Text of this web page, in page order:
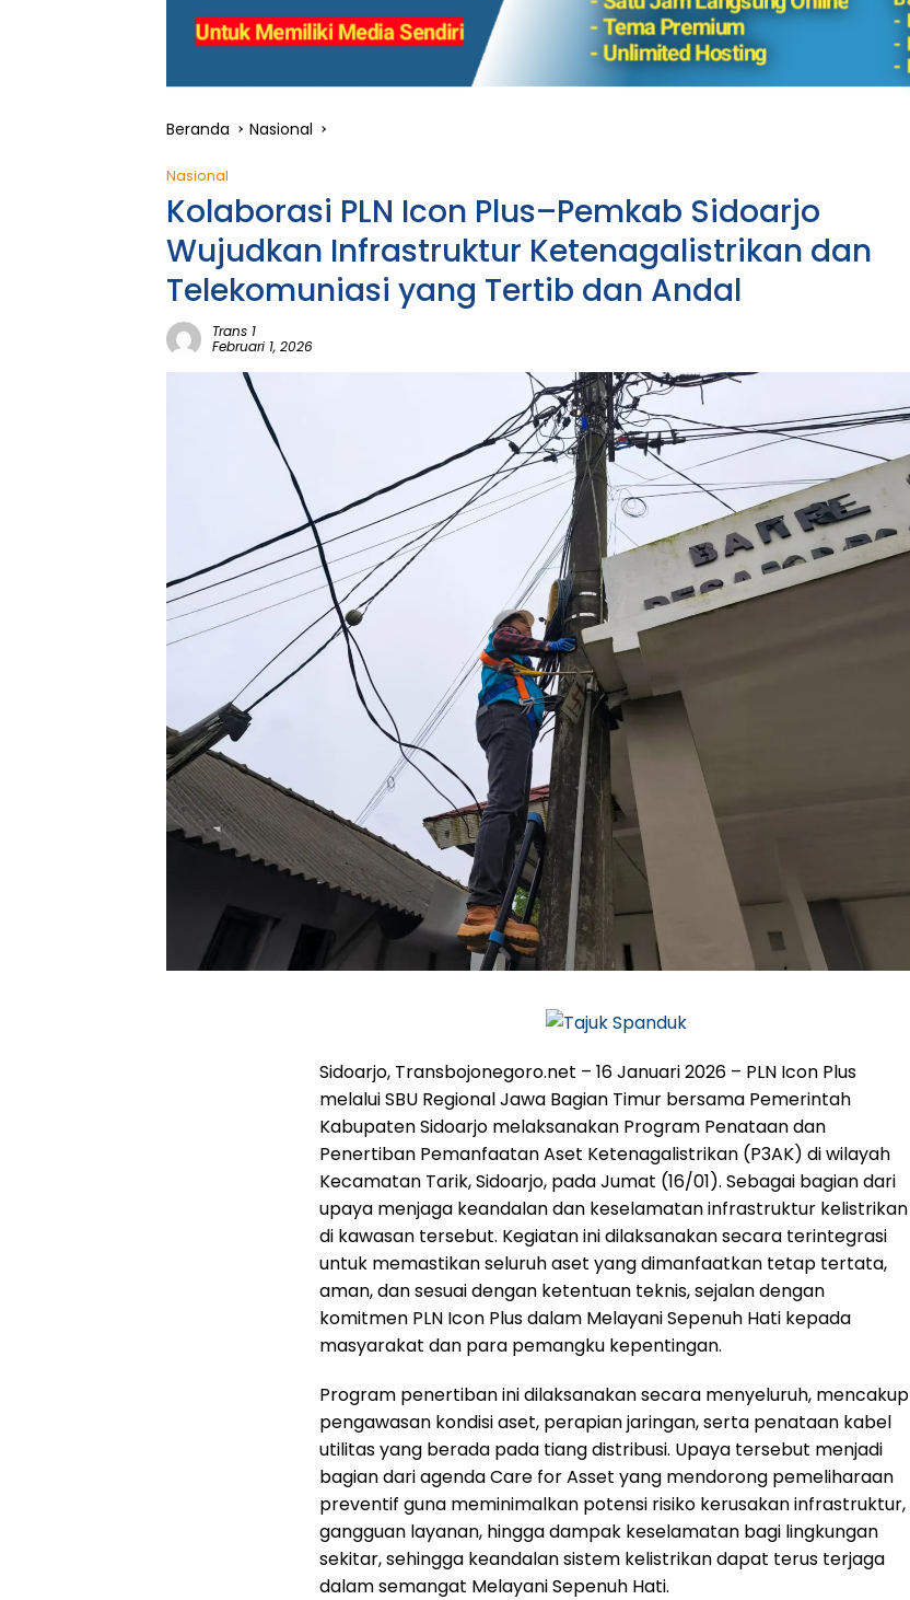
Beranda Nasional
Nasional
Kolaborasi PLN Icon Plus–Pemkab Sidoarjo
Wujudkan Infrastruktur Ketenagalistrikan dan
Telekomuniasi yang Tertib dan Andal
Trans 1
Februari 1, 2026
Sidoarjo, Transbojonegoro.net – 16 Januari 2026 – PLN Icon Plus
melalui SBU Regional Jawa Bagian Timur bersama Pemerintah
Kabupaten Sidoarjo melaksanakan Program Penataan dan
Penertiban Pemanfaatan Aset Ketenagalistrikan (P3AK) di wilayah
Kecamatan Tarik, Sidoarjo, pada Jumat (16/01). Sebagai bagian dari
upaya menjaga keandalan dan keselamatan infrastruktur kelistrikan
di kawasan tersebut. Kegiatan ini dilaksanakan secara terintegrasi
untuk memastikan seluruh aset yang dimanfaatkan tetap tertata,
aman, dan sesuai dengan ketentuan teknis, sejalan dengan
komitmen PLN Icon Plus dalam Melayani Sepenuh Hati kepada
masyarakat dan para pemangku kepentingan.
Program penertiban ini dilaksanakan secara menyeluruh, mencakup
pengawasan kondisi aset, perapian jaringan, serta penataan kabel
utilitas yang berada pada tiang distribusi. Upaya tersebut menjadi
bagian dari agenda Care for Asset yang mendorong pemeliharaan
preventif guna meminimalkan potensi risiko kerusakan infrastruktur,
gangguan layanan, hingga dampak keselamatan bagi lingkungan
sekitar, sehingga keandalan sistem kelistrikan dapat terus terjaga
dalam semangat Melayani Sepenuh Hati.